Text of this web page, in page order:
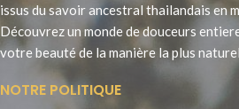
issus du savoir ancestral thailandais en
Découvrez un monde de douceurs
votre beauté de la manière la plus
NOTRE POLITIQUE